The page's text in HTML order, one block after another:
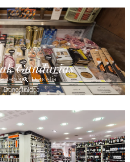
Gandarias
Donostia
Donostialdea